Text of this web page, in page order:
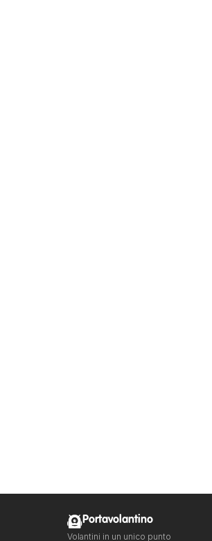
Portavolantino
Volantini in un unico punto